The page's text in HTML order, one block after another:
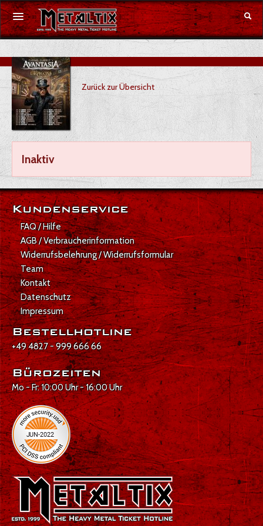
Konzerte
Festivals
Gutschein
Merchandise
DE|EN
Anmelden
Zurück zur Übersicht
Inaktiv
Kundenservice
FAQ / Hilfe
AGB / Verbraucherinformation
Widerrufsbelehrung / Widerrufsformular
Team
Kontakt
Datenschutz
Impressum
Bestellhotline
+49 4827 - 999 666 66
Bürozeiten
Mo - Fr: 10:00 Uhr - 16:00 Uhr